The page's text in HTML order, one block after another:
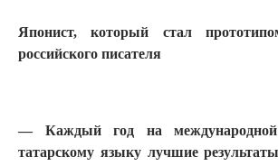
Японист, который стал
российского писателя
— Каждый год на
татарскому языку лучшие